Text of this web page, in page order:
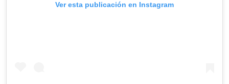
Ver esta publicación en Instagram